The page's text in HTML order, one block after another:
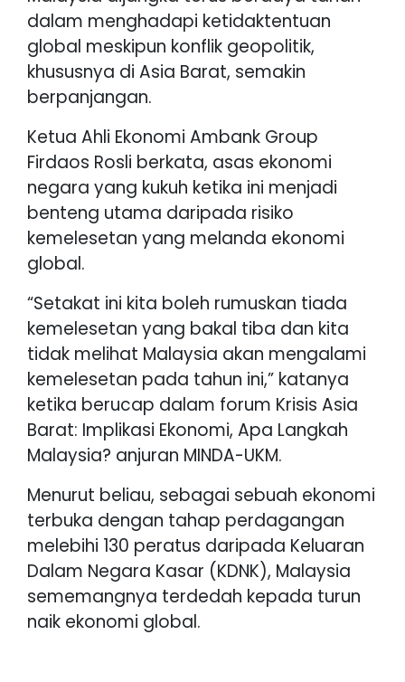
dalam menghadapi ketidaktentuan
global meskipun konflik geopolitik,
khususnya di Asia Barat, semakin
berpanjangan.
Ketua Ahli Ekonomi Ambank Group
Firdaos Rosli berkata, asas ekonomi
negara yang kukuh ketika ini menjadi
benteng utama daripada risiko
kemelesetan yang melanda ekonomi
global.
“Setakat ini kita boleh rumuskan tiada
kemelesetan yang bakal tiba dan kita
tidak melihat Malaysia akan mengalami
kemelesetan pada tahun ini,” katanya
ketika berucap dalam forum Krisis Asia
Barat: Implikasi Ekonomi, Apa Langkah
Malaysia? anjuran MINDA-UKM.
Menurut beliau, sebagai sebuah ekonomi
terbuka dengan tahap perdagangan
melebihi 130 peratus daripada Keluaran
Dalam Negara Kasar (KDNK), Malaysia
sememangnya terdedah kepada turun
naik ekonomi global.